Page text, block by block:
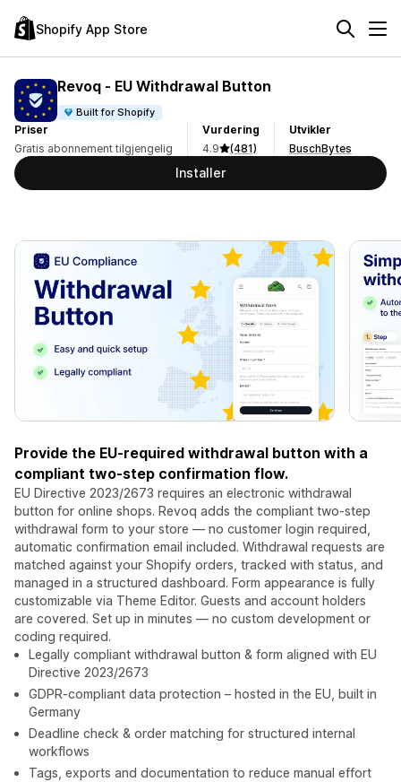
Shopify App Store
Revoq ‑ EU Withdrawal Button
Built for Shopify
Priser
Gratis abonnement tilgjengelig
Vurdering
4.9
(481)
Utvikler
BuschBytes
Installer
Provide the EU-required withdrawal button with a
compliant two-step confirmation flow.
EU Directive 2023/2673 requires an electronic withdrawal
button for online shops. Revoq adds the compliant two-step
withdrawal form to your store — no customer login required,
automatic confirmation email included. Withdrawal requests are
matched against your Shopify orders, tracked with status, and
managed in a structured dashboard. Form appearance is fully
customizable via Theme Editor. Guests and account holders
are covered. Set up in minutes — no custom development or
coding required.
Legally compliant withdrawal button & form aligned with EU
Directive 2023/2673
GDPR-compliant data protection – hosted in the EU, built in
Germany
Deadline check & order matching for structured internal
workflows
Tags, exports and documentation to reduce manual effort